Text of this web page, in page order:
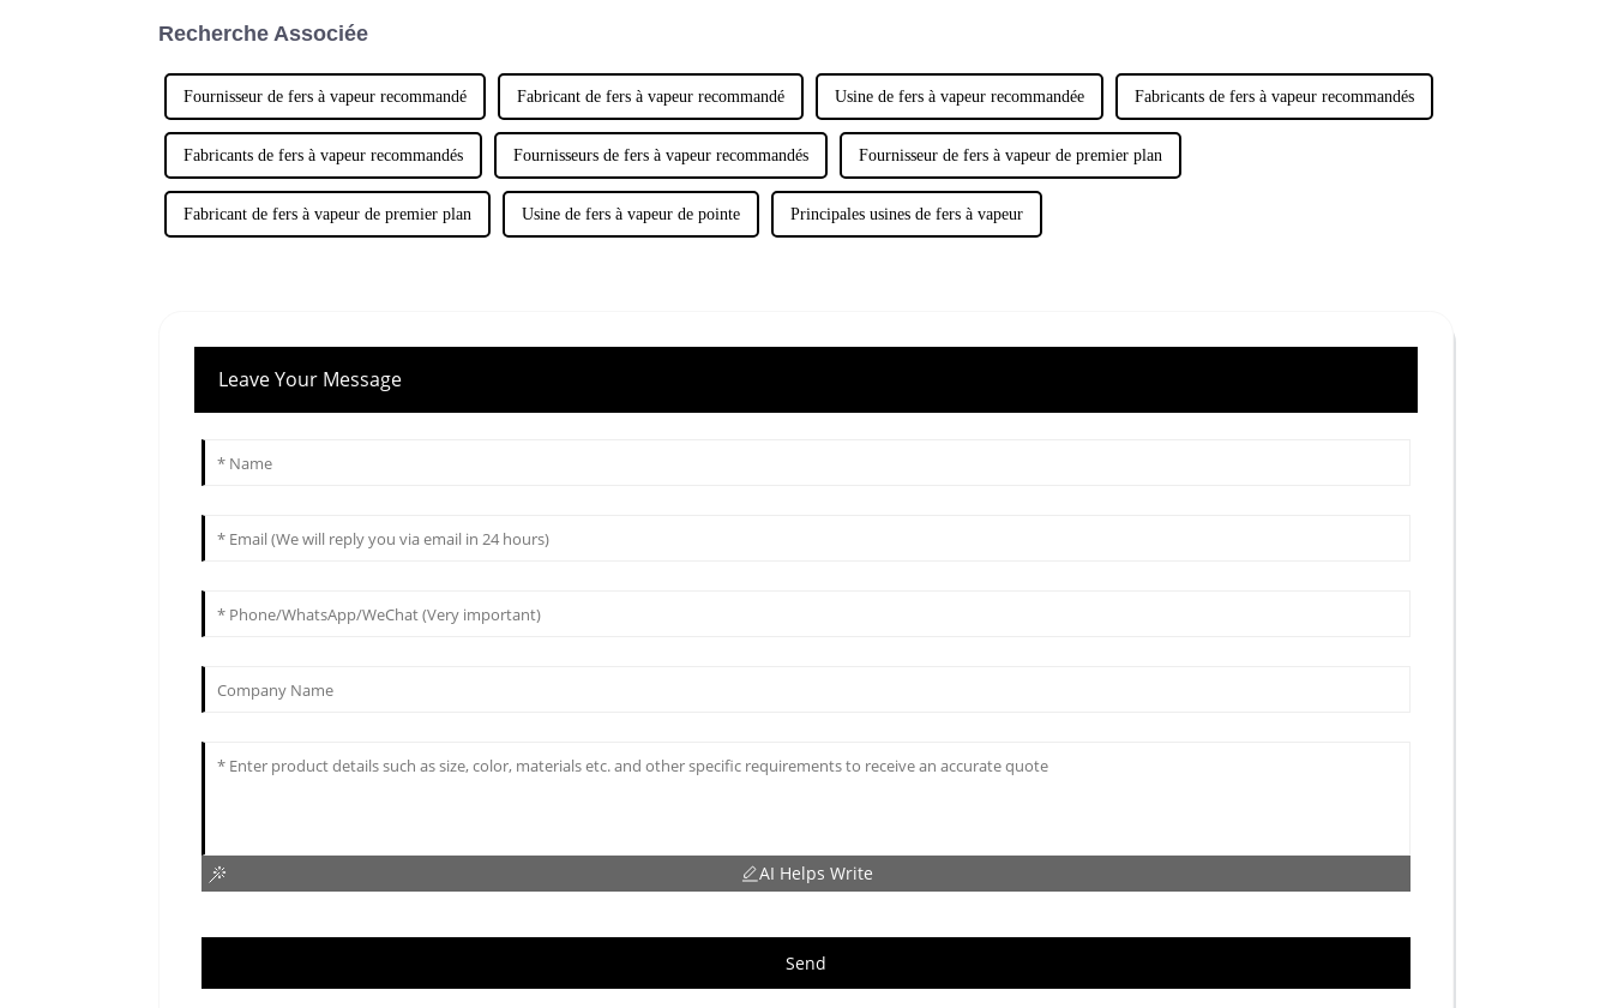
Recherche Associée
Fournisseur de fers à vapeur recommandé Fabricant de fers à vapeur recommandé Usine de fers à vapeur recommandée Fabricants de fers à vapeur recommandés
Fabricants de fers à vapeur recommandés Fournisseurs de fers à vapeur recommandés Fournisseur de fers à vapeur de premier plan
Fabricant de fers à vapeur de premier plan Usine de fers à vapeur de pointe Principales usines de fers à vapeur
Leave Your Message
AI Helps Write
Send